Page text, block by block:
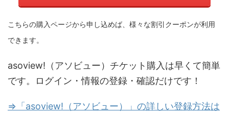
こちらの購入ページから申し込めば、様々な割引クーポンが利用
できます。
asoview!（アソビュー）チケット購入は早くて簡単
です。ログイン・情報の登録・確認だけです！
⇒「asoview!（アソビュー）」の詳しい登録方法は